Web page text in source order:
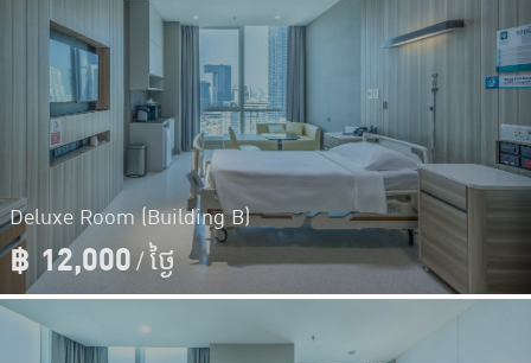
Deluxe Room (Building B)
฿ 12,000/ ថ្ងៃ